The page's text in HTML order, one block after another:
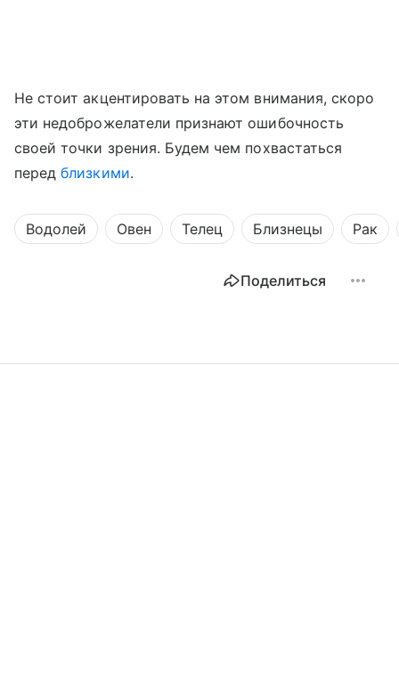
Не стоит акцентировать на этом внимания, скоро
эти недоброжелатели признают ошибочность
своей точки зрения. Будем чем похвастаться
передблизкими.
Водолей Овен Телец Близнецы Рак
Поделиться